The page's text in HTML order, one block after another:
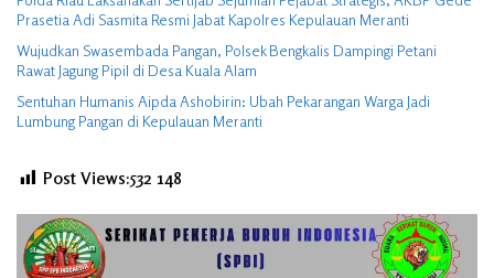
Prasetia Adi Sasmita Resmi Jabat Kapolres Kepulauan Meranti
Wujudkan Swasembada Pangan, Polsek Bengkalis Dampingi Petani
Rawat Jagung Pipil di Desa Kuala Alam
Sentuhan Humanis Aipda Ashobirin: Ubah Pekarangan Warga Jadi
Lumbung Pangan di Kepulauan Meranti
Post Views:532 148